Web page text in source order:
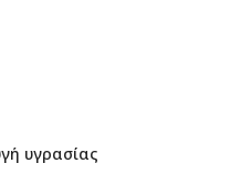
υγρασίας